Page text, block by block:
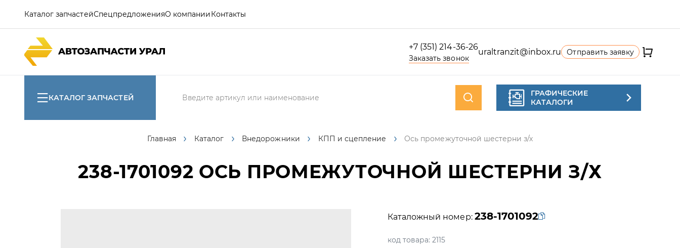
Каталог запчастейСпецпредложенияО компанииКонтакты
+7 (351) 214-36-26
Заказать звонок
uraltranzit@inbox.ru Отправить заявку
КАТАЛОГ ЗАПЧАСТЕЙ
ГРАФИЧЕСКИЕ
КАТАЛОГИ
Главная Каталог Внедорожники КПП и сцепление Ось промежуточной шестерни з/х
238-1701092 ОСЬ ПРОМЕЖУТОЧНОЙ ШЕСТЕРНИ З/Х
Каталожный номер: 238-1701092
код товара: 2115